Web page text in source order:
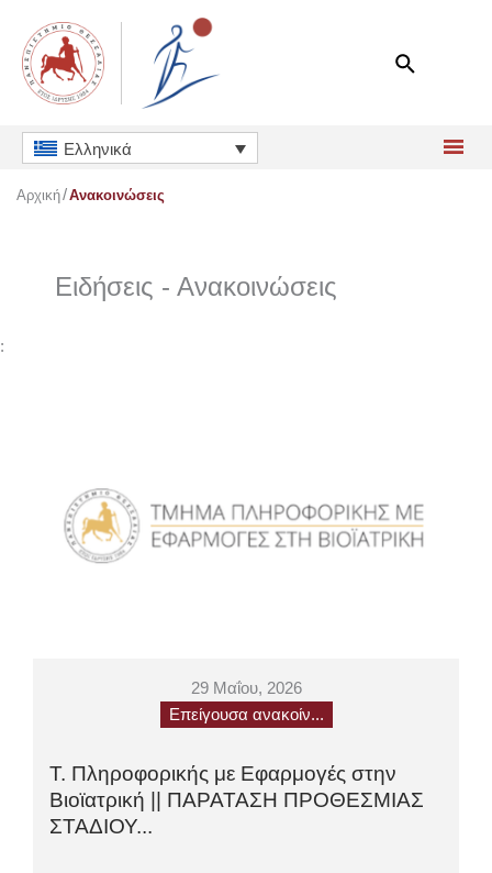
περιεχόμενο
Ελληνικά
Αρχική Ανακοινώσεις
Ειδήσεις - Ανακοινώσεις
:
29 Μαΐου, 2026
Επείγουσα ανακοίν...
Τ. Πληροφορικής με Εφαρμογές στην
Βιοϊατρική || ΠΑΡΑΤΑΣΗ ΠΡΟΘΕΣΜΙΑΣ
ΣΤΑΔΙΟΥ...